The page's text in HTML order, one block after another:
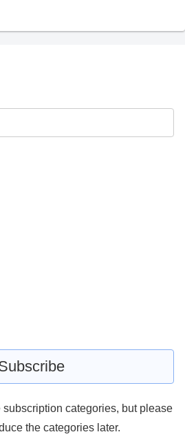
categories, but please
the categories later.